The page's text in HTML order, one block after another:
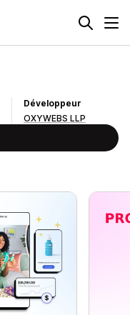
Développeur
OXYWEBS LLP